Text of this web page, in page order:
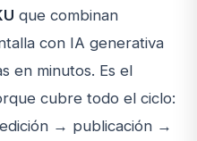
que combinan
con IA generativa
en minutos. Es el
cubre todo el ciclo:
→ publicación →